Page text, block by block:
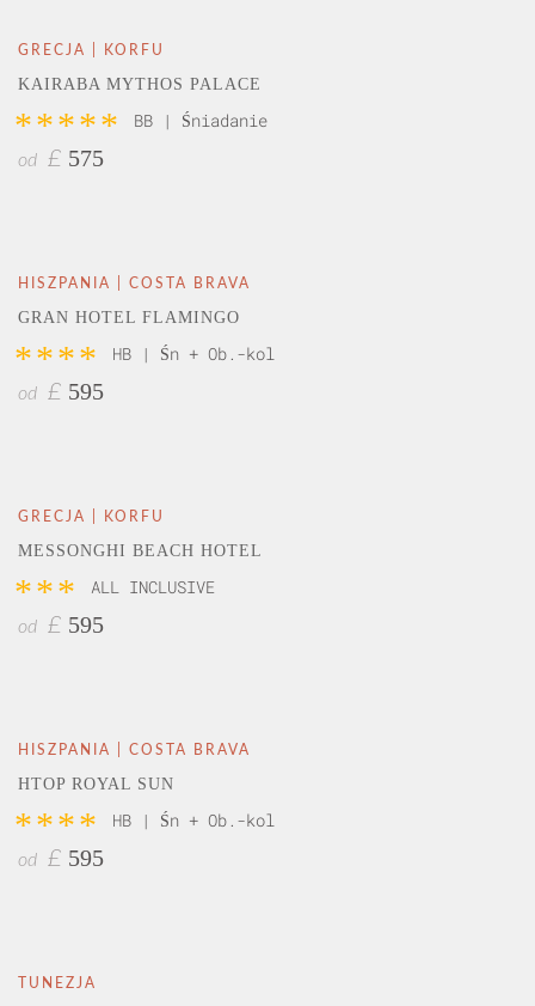
GRECJA | KORFU
KAIRABA MYTHOS PALACE
***** BB | Śniadanie
od £ 575
HISZPANIA | COSTA BRAVA
GRAN HOTEL FLAMINGO
**** HB | Śn + Ob.-kol
od £ 595
GRECJA | KORFU
MESSONGHI BEACH HOTEL
*** ALL INCLUSIVE
od £ 595
HISZPANIA | COSTA BRAVA
HTOP ROYAL SUN
**** HB | Śn + Ob.-kol
od £ 595
TUNEZJA